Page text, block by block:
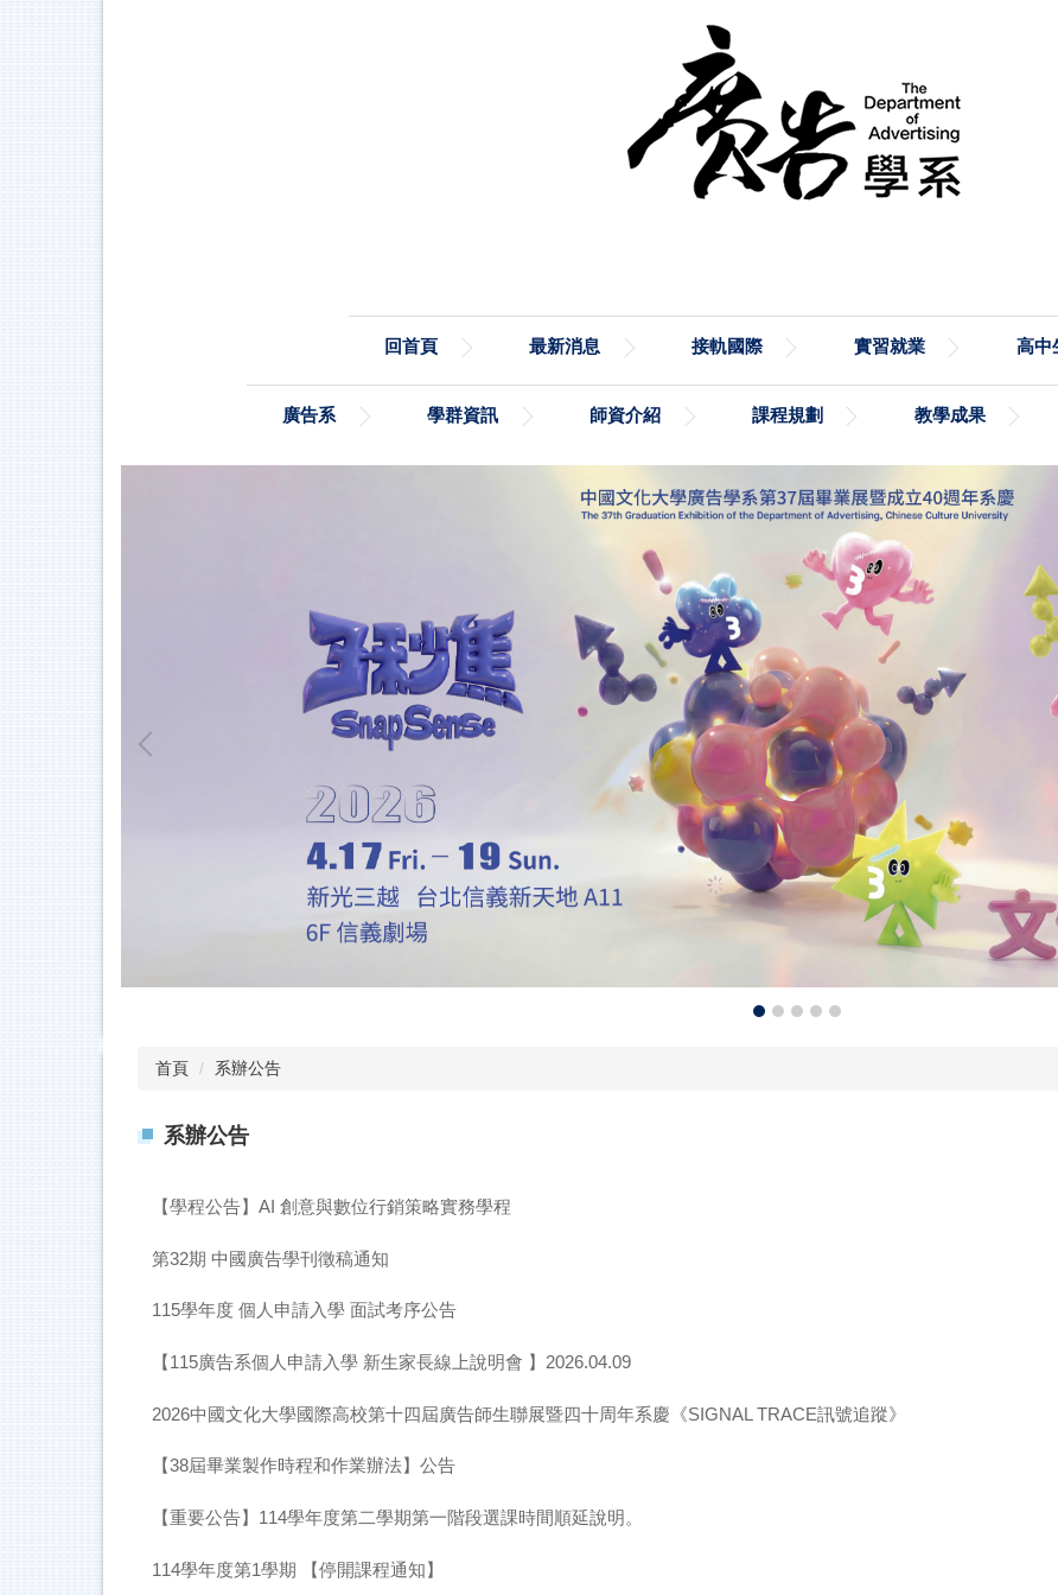
回首頁 最新消息 接軌國際 實習就業 高中
廣告系 學群資訊 師資介紹 課程規劃 教學成果
首頁 系辦公告
系辦公告
【學程公告】AI 創意與數位行銷策略實務學程
第32期 中國廣告學刊徵稿通知
115學年度 個人申請入學 面試考序公告
【115廣告系個人申請入學 新生家長線上說明會 】2026.04.09
2026中國文化大學國際高校第十四屆廣告師生聯展暨四十周年系慶《SIGNAL TRACE訊號追蹤》
【38屆畢業製作時程和作業辦法】公告
【重要公告】114學年度第二學期第一階段選課時間順延說明。
114學年度第1學期 【停開課程通知】